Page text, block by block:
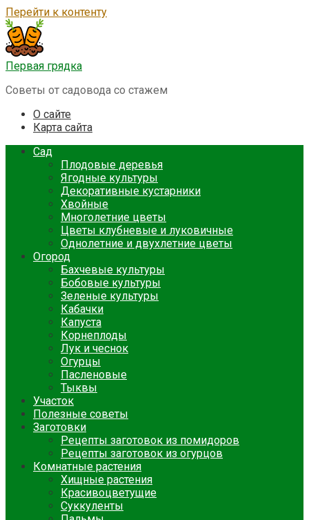
Перейти к контенту
Первая грядка
Советы от садовода со стажем
О сайте
Карта сайта
Сад
Плодовые деревья
Ягодные культуры
Декоративные кустарники
Хвойные
Многолетние цветы
Цветы клубневые и луковичные
Однолетние и двухлетние цветы
Огород
Бахчевые культуры
Бобовые культуры
Зеленые культуры
Кабачки
Капуста
Корнеплоды
Лук и чеснок
Огурцы
Пасленовые
Тыквы
Участок
Полезные советы
Заготовки
Рецепты заготовок из помидоров
Рецепты заготовок из огурцов
Комнатные растения
Хищные растения
Красивоцветущие
Суккуленты